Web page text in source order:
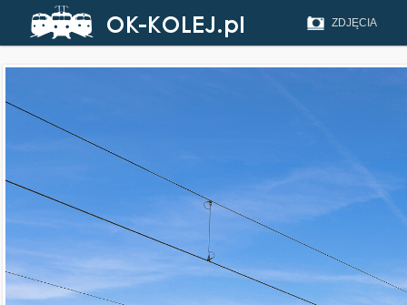
ZDJĘCIA